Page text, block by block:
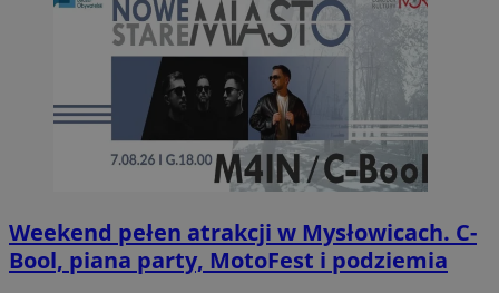
Weekend pełen atrakcji w Mysłowicach. C-
Bool, piana party, MotoFest i podziemia